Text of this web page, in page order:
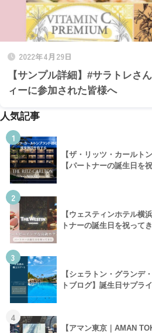
2022年4月29日
【サンプル詳細】#サラトレさ
ィーに参加された皆様へ
人気記事
1
【ザ・リッツ・カールト
【パートナーの誕生日を
2
【ウェスティンホテル横
トナーの誕生日を祝って
3
【シェラトン・グランデ
トブログ】誕生日サプラ
4
【アマン東京｜AMAN